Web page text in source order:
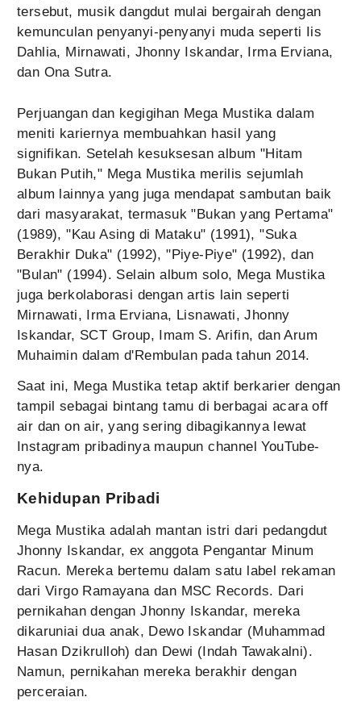
tersebut, musik dangdut mulai bergairah dengan
kemunculan penyanyi-penyanyi muda seperti Iis
Dahlia, Mirnawati, Jhonny Iskandar, Irma Erviana,
dan Ona Sutra.
Perjuangan dan kegigihan Mega Mustika dalam
meniti kariernya membuahkan hasil yang
signifikan. Setelah kesuksesan album "Hitam
Bukan Putih," Mega Mustika merilis sejumlah
album lainnya yang juga mendapat sambutan baik
dari masyarakat, termasuk "Bukan yang Pertama"
(1989), "Kau Asing di Mataku" (1991), "Suka
Berakhir Duka" (1992), "Piye-Piye" (1992), dan
"Bulan" (1994). Selain album solo, Mega Mustika
juga berkolaborasi dengan artis lain seperti
Mirnawati, Irma Erviana, Lisnawati, Jhonny
Iskandar, SCT Group, Imam S. Arifin, dan Arum
Muhaimin dalam d'Rembulan pada tahun 2014.
Saat ini, Mega Mustika tetap aktif berkarier dengan
tampil sebagai bintang tamu di berbagai acara off
air dan on air, yang sering dibagikannya lewat
Instagram pribadinya maupun channel YouTube-
nya.
Kehidupan Pribadi
Mega Mustika adalah mantan istri dari pedangdut
Jhonny Iskandar, ex anggota Pengantar Minum
Racun. Mereka bertemu dalam satu label rekaman
dari Virgo Ramayana dan MSC Records. Dari
pernikahan dengan Jhonny Iskandar, mereka
dikaruniai dua anak, Dewo Iskandar (Muhammad
Hasan Dzikrulloh) dan Dewi (Indah Tawakalni).
Namun, pernikahan mereka berakhir dengan
perceraian.